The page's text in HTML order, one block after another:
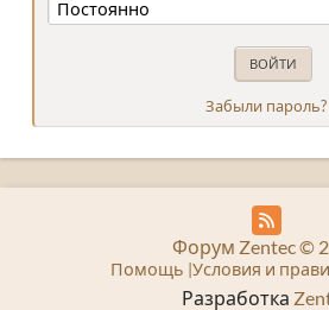
Забыли пароль?
Разработка
Форум Zentec ©
Помощь Условия и